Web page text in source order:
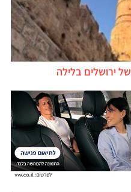
ירושלים בלילה